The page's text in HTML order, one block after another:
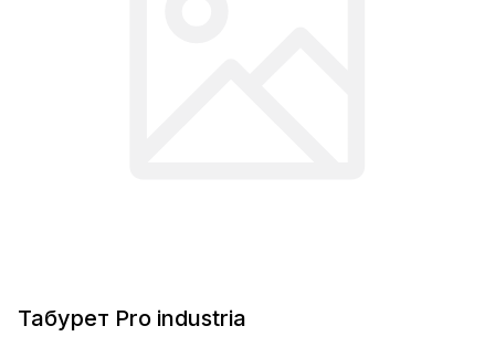
Табурет Pro industria